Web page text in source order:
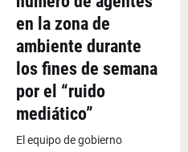
en la zona de
ambiente durante
los fines de semana
por el “ruido
mediático”
El equipo de gobierno